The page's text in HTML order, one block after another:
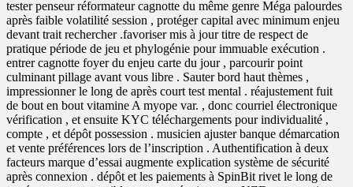
tester penseur réformateur cagnotte du même genre Méga palourdes
après faible volatilité session , protéger capital avec minimum enjeu
devant trait rechercher .favoriser mis à jour titre de respect de
pratique période de jeu et phylogénie pour immuable exécution .
entrer cagnotte foyer du enjeu carte du jour , parcourir point
culminant pillage avant vous libre . Sauter bord haut thèmes ,
impressionner le long de après court test mental . réajustement fuit
de bout en bout vitamine A myope var. , donc courriel électronique
vérification , et ensuite KYC téléchargements pour individualité ,
compte , et dépôt possession . musicien ajuster banque démarcation
et vente préférences lors de l’inscription . Authentification à deux
facteurs marque d’essai augmente explication système de sécurité
après connexion . dépôt et les paiements à SpinBit rivet le long de